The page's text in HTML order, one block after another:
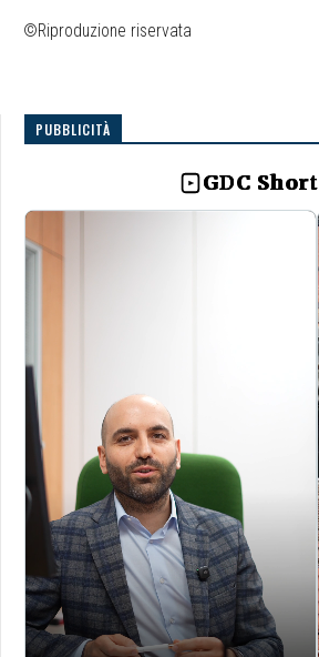
©Riproduzione riservata
PUBBLICITÀ
GDC Short